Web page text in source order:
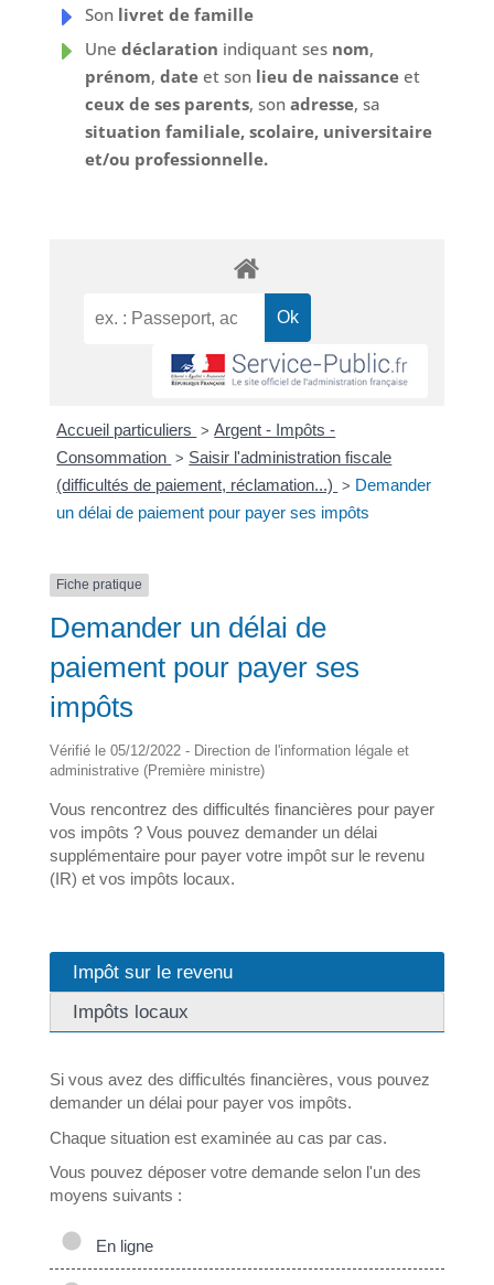
E Son livret de famille
E Une déclaration indiquant ses nom,
prénom, dateet son lieu de naissanceet
ceux de ses parents, son adresse, sa
situation familiale, scolaire, universitaire
et/ou professionnelle.
Accueil particuliers > Argent - Impôts -
Consommation > Saisir l'administration fiscale
(difficultés de paiement, réclamation...) > Demander
un délai de paiement pour payer ses impôts
Fiche pratique
Demander un délai de
paiement pour payer ses
impôts
Vérifié le 05/12/2022 - Direction de l'information légale et
administrative (Première ministre)
Vous rencontrez des difficultés financières pour payer
vos impôts ? Vous pouvez demander un délai
supplémentaire pour payer votre impôt sur le revenu
(IR) et vos impôts locaux.
Impôt sur le revenu
Impôts locaux
Si vous avez des difficultés financières, vous pouvez
demander un délai pour payer vos impôts.
Chaque situation est examinée au cas par cas.
Vous pouvez déposer votre demande selon l'un des
moyens suivants :
En ligne